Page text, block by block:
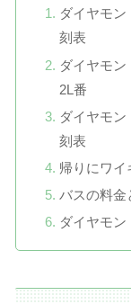
ダイヤモ
刻表
ダイヤモン
2L番
ダイヤモ
刻表
帰りにワイ
バスの料金
ダイヤモ